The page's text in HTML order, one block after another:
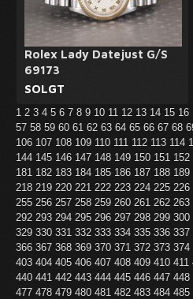
Rolex Lady Datejust G/S
69173
SOLGT
1 2 3 4 5 6 7 8 9 10 11 12 13 14 15 16
57 58 59 60 61 62 63 64 65 66 67 68
106 107 108 109 110 111 112 113 114
144 145 146 147 148 149 150 151 152
181 182 183 184 185 186 187 188 189
218 219 220 221 222 223 224 225 226
255 256 257 258 259 260 261 262 263
292 293 294 295 296 297 298 299 300
329 330 331 332 333 334 335 336 337
366 367 368 369 370 371 372 373 374
403 404 405 406 407 408 409 410 411
440 441 442 443 444 445 446 447 448
477 478 479 480 481 482 483 484 485